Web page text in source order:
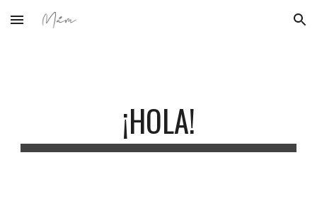
Skip to main content Skip to navigation
¡HOLA!